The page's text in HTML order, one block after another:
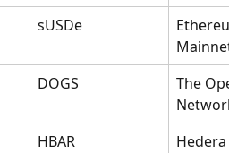
sUSDe
DOGS
The
HBAR
Hedera